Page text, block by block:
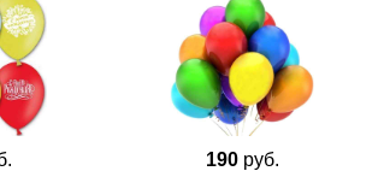
190руб.